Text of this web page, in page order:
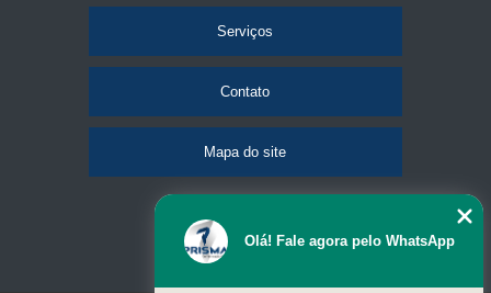
Serviços
Contato
Mapa do site
Olá! Fale agora pelo WhatsApp